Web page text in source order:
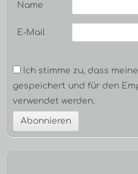
Name
E-Mail
Ich stimme zu, dass
gespeichert und für den
verwendet werden.